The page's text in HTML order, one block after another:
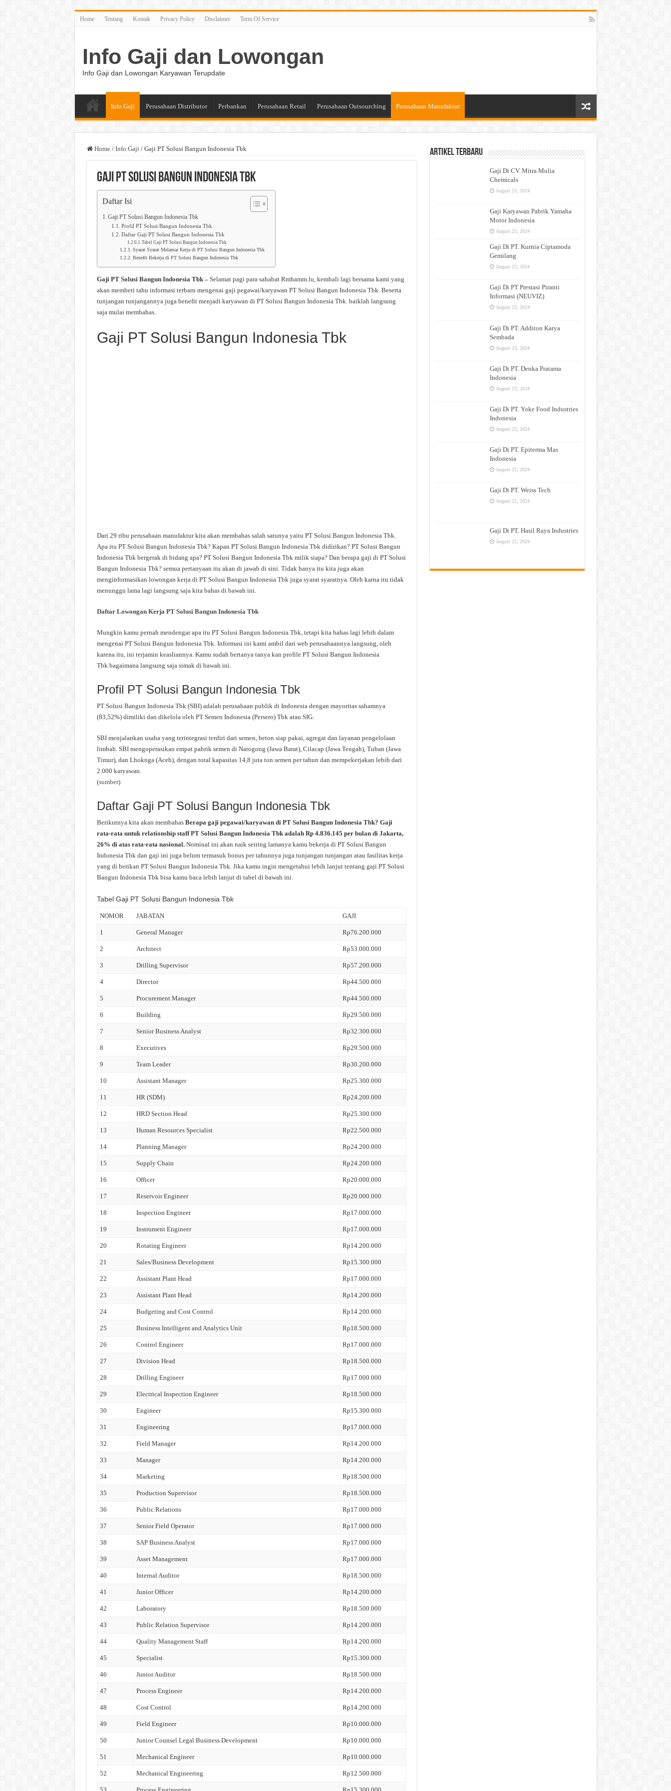
Home Tentang Kontak Privacy Policy Disclaimer Term Of Service
Info Gaji dan Lowongan
Info Gaji dan Lowongan Karyawan Terupdate
Info Gaji Perusahaan Distributor Perbankan Perusahaan Retail Perusahaan Outsourching Perusahaan Manufaktur
Home / Info Gaji / Gaji PT Solusi Bangun Indonesia Tbk
Gaji PT Solusi Bangun Indonesia Tbk
Daftar Isi
Gaji PT Solusi Bangun Indonesia Tbk
Profil PT Solusi Bangun Indonesia Tbk
Daftar Gaji PT Solusi Bangun Indonesia Tbk
Tabel Gaji PT Solusi Bangun Indonesia Tbk
Syarat Syarat Melamar Kerja di PT Solusi Bangun Indonesia Tbk
Benefit Bekerja di PT Solusi Bangun Indonesia Tbk
Gaji PT Solusi Bangun Indonesia Tbk – Selamat pagi para sahabat Rmhamm.lu, kembali lagi bersama kami yang
akan memberi tahu informasi terbaru mengenai gaji pegawai/karyawan PT Solusi Bangun Indonesia Tbk. Beserta
tunjangan tunjangannya juga benefit menjadi karyawan di PT Solusi Bangun Indonesia Tbk. baiklah langsung
saja mulai membahas.
Gaji PT Solusi Bangun Indonesia Tbk
Dari 29 ribu perusahaan manufaktur kita akan membahas salah satunya yaitu PT Solusi Bangun Indonesia Tbk.
Apa itu PT Solusi Bangun Indonesia Tbk? Kapan PT Solusi Bangun Indonesia Tbk didirikan? PT Solusi Bangun
Indonesia Tbk bergerak di bidang apa? PT Solusi Bangun Indonesia Tbk milik siapa? Dan berapa gaji di PT Solusi
Bangun Indonesia Tbk? semua pertanyaan itu akan di jawab di sini. Tidak hanya itu kita juga akan
menginformasikan lowongan kerja di PT Solusi Bangun Indonesia Tbk juga syarat syaratnya. Oleh karna itu tidak
menunggu lama lagi langsung saja kita bahas di bawah ini.
Daftar Lowongan Kerja PT Solusi Bangun Indonesia Tbk
Mungkin kamu pernah mendengar apa itu PT Solusi Bangun Indonesia Tbk, tetapi kita bahas lagi lebih dalam
mengenai PT Solusi Bangun Indonesia Tbk. Informasi ini kami ambil dari web perusahaannya langsung, oleh
karena itu, ini terjamin keasliannya. Kamu sudah bertanya tanya kan profile PT Solusi Bangun Indonesia
Tbk bagaimana langsung saja simak di bawah ini.
Profil PT Solusi Bangun Indonesia Tbk
PT Solusi Bangun Indonesia Tbk (SBI) adalah perusahaan publik di Indonesia dengan mayoritas sahamnya
(83,52%) dimiliki dan dikelola oleh PT Semen Indonesia (Persero) Tbk atau SIG.
SBI menjalankan usaha yang terintegrasi terdiri dari semen, beton siap pakai, agregat dan layanan pengelolaan
limbah. SBI mengoperasikan empat pabrik semen di Narogong (Jawa Barat), Cilacap (Jawa Tengah), Tuban (Jawa
Timur), dan Lhoknga (Aceh), dengan total kapasitas 14,8 juta ton semen per tahun dan mempekerjakan lebih dari
2.000 karyawan.
(sumber)
Daftar Gaji PT Solusi Bangun Indonesia Tbk
Berikutnya kita akan membahas Berapa gaji pegawai/karyawan di PT Solusi Bangun Indonesia Tbk? Gaji
rata-rata untuk relationship staff PT Solusi Bangun Indonesia Tbk adalah Rp 4.836.145 per bulan di Jakarta,
26% di atas rata-rata nasional. Nominal ini akan naik seiring lamanya kamu bekerja di PT Solusi Bangun
Indonesia Tbk dan gaji ini juga belum termasuk bonus per tahunnya juga tunjangan tunjangan atau fasilitas kerja
yang di berikan PT Solusi Bangun Indonesia Tbk. Jika kamu ingin mengetahui lebih lanjut tentang gaji PT Solusi
Bangun Indonesia Tbk bisa kamu baca lebih lanjut di tabel di bawah ini.
Tabel Gaji PT Solusi Bangun Indonesia Tbk
NOMOR JABATAN GAJI
1 General Manager Rp76.200.000
2 Architect Rp53.000.000
3 Drilling Supervisor Rp57.200.000
4 Director Rp44.500.000
5 Procurement Manager Rp44.500.000
6 Building Rp29.500.000
7 Senior Business Analyst Rp32.300.000
8 Executives Rp29.500.000
9 Team Leader Rp30.200.000
10 Assistant Manager Rp25.300.000
11 HR (SDM) Rp24.200.000
12 HRD Section Head Rp25.300.000
13 Human Resources Specialist Rp22.500.000
14 Planning Manager Rp24.200.000
15 Supply Chain Rp24.200.000
16 Officer Rp20.000.000
17 Reservoir Engineer Rp20.000.000
18 Inspection Engineer Rp17.000.000
19 Instrument Engineer Rp17.000.000
20 Rotating Engineer Rp14.200.000
21 Sales/Business Development Rp15.300.000
22 Assistant Plant Head Rp17.000.000
23 Assistant Plant Head Rp14.200.000
24 Budgeting and Cost Control Rp14.200.000
25 Business Intelligent and Analytics Unit Rp18.500.000
26 Control Engineer Rp17.000.000
27 Division Head Rp18.500.000
28 Drilling Engineer Rp17.000.000
29 Electrical Inspection Engineer Rp18.500.000
30 Engineer Rp15.300.000
31 Engineering Rp17.000.000
32 Field Manager Rp14.200.000
33 Manager Rp14.200.000
34 Marketing Rp18.500.000
35 Production Supervisor Rp18.500.000
36 Public Relations Rp17.000.000
37 Senior Field Operator Rp17.000.000
38 SAP Business Analyst Rp17.000.000
39 Asset Management Rp17.000.000
40 Internal Auditor Rp18.500.000
41 Junior Officer Rp14.200.000
42 Laboratory Rp18.500.000
43 Public Relation Supervisor Rp14.200.000
44 Quality Management Staff Rp14.200.000
45 Specialist Rp15.300.000
46 Junior Auditor Rp18.500.000
47 Process Engineer Rp14.200.000
48 Cost Control Rp14.200.000
49 Field Engineer Rp10.000.000
50 Junior Counsel Legal Business Development Rp10.000.000
51 Mechanical Engineer Rp10.000.000
52 Mechanical Engineering Rp12.500.000
Artikel Terbaru
Gaji Di CV. Mitra Mulia
Chemicals
August 23, 2024
Gaji Karyawan Pabrik Yamaha
Motor Indonesia
August 23, 2024
Gaji Di PT. Kurnia Ciptamoda
Gemilang
August 23, 2024
Gaji Di PT Prestasi Piranti
Informasi (NEUVIZ)
August 23, 2024
Gaji Di PT. Additon Karya
Sembada
August 23, 2024
Gaji Di PT. Denka Pratama
Indonesia
August 23, 2024
Gaji Di PT. Yoke Food Industries
Indonesia
August 23, 2024
Gaji Di PT. Epiterma Mas
Indonesia
August 22, 2024
Gaji Di PT. Weiss Tech
August 22, 2024
Gaji Di PT. Hasil Raya Industries
August 22, 2024